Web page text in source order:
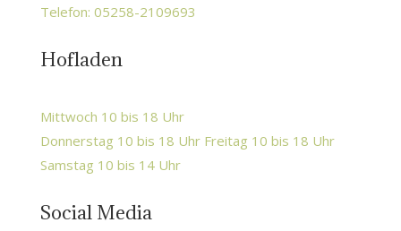
Telefon: 05258-2109693
Hofladen
Mittwoch 10 bis 18 Uhr
Donnerstag 10 bis 18 Uhr Freitag 10 bis 18 Uhr
Samstag 10 bis 14 Uhr
Social Media